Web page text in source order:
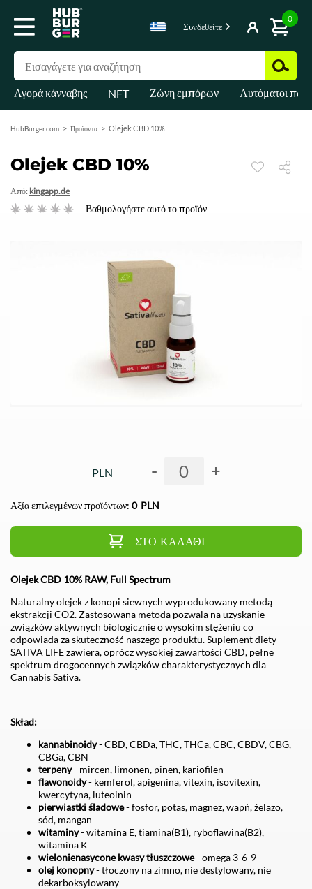
Συνδεθείτε
0
Αγορά κάνναβης NFT Ζώνη εμπόρων Αυτόματοι
HubBurger.com Προϊόντα Olejek CBD 10%
Olejek CBD 10%
Από: kingapp.de
Βαθμολογήστε αυτό το προϊόν
PLN - +
Αξία επιλεγμένων προϊόντων: 0 PLN
ΣΤΟ ΚΑΛΆΘΙ
Olejek CBD 10% RAW, Full Spectrum
Naturalny olejek z konopi siewnych wyprodukowany metodą
ekstrakcji CO2. Zastosowana metoda pozwala na uzyskanie
związków aktywnych biologicznie o wysokim stężeniu co
odpowiada za skuteczność naszego produktu. Suplement diety
SATIVA LIFE zawiera, oprócz wysokiej zawartości CBD, pełne
spektrum drogocennych związków charakterystycznych dla
Cannabis Sativa.
Skład:
kannabinoidy- CBD, CBDa, THC, THCa, CBC, CBDV, CBG,
CBGa, CBN
terpeny- mircen, limonen, pinen, kariofilen
flawonoidy- kemferol, apigenina, vitexin, isovitexin,
kwercytyna, luteoinin
pierwiastki śladowe- fosfor, potas, magnez, wapń, żelazo,
sód, mangan
witaminy- witamina E, tiamina(B1), ryboflawina(B2),
witamina K
wielonienasycone kwasy tłuszczowe- omega 3-6-9
olej konopny- tłoczony na zimno, nie destylowany, nie
dekarboksylowany